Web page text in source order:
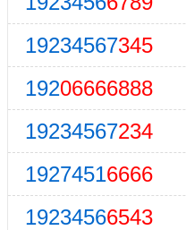
19234567345
19206666888
19234567234
19274516666
19234566543